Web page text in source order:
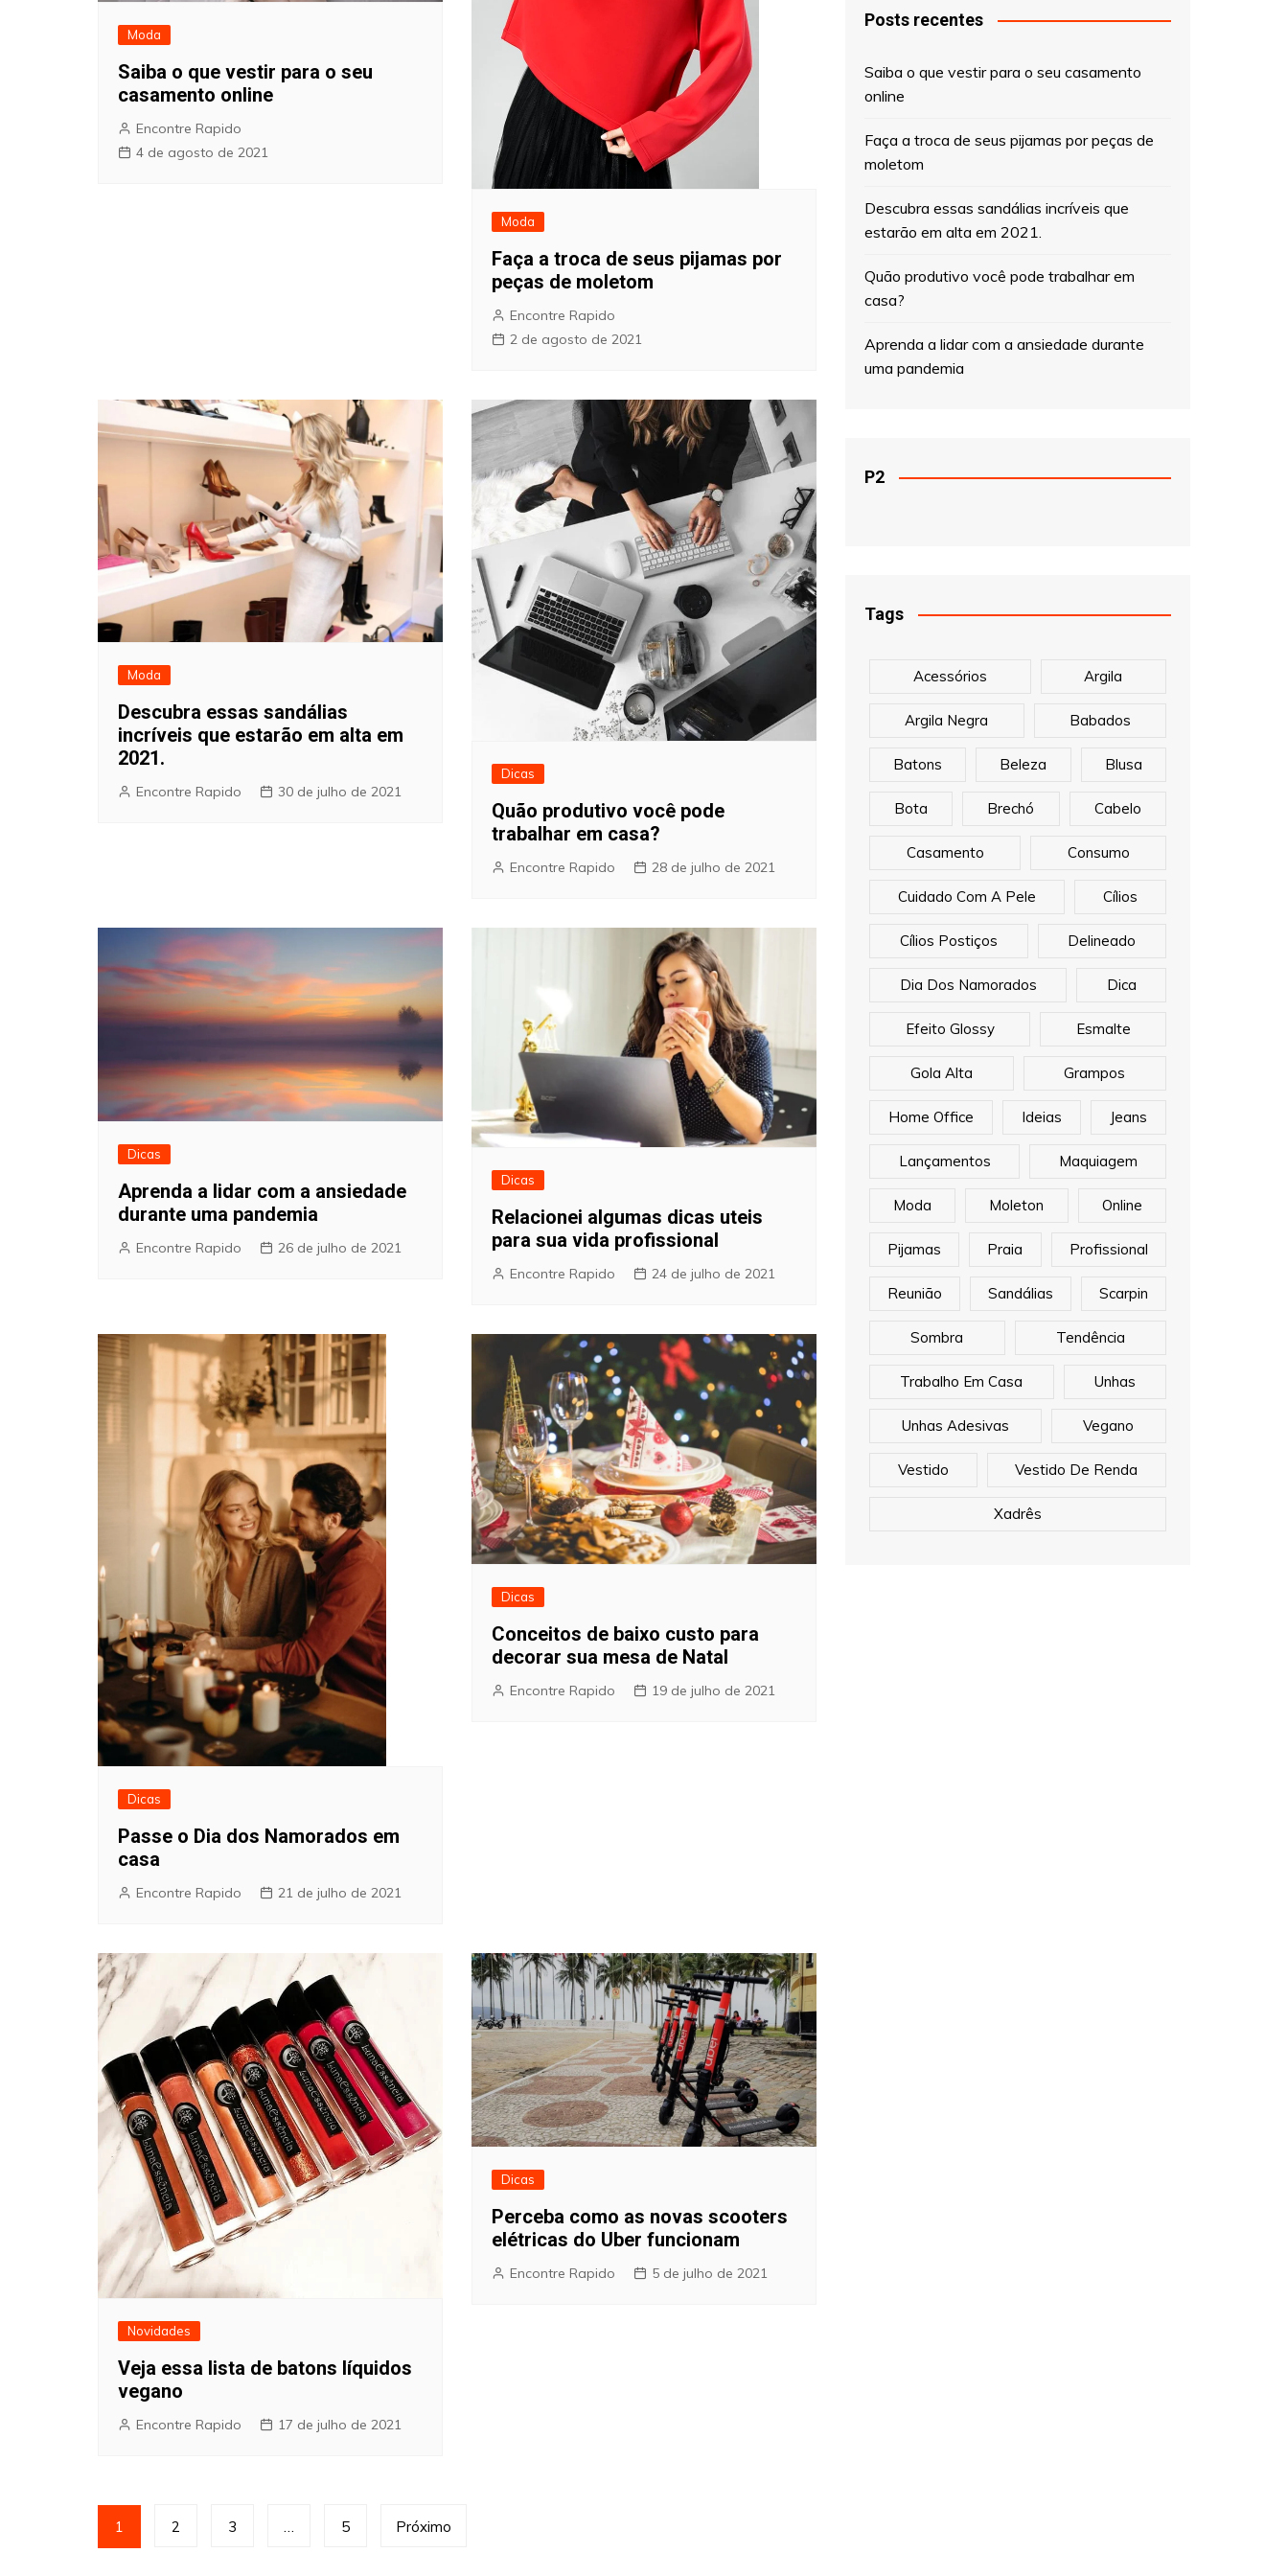
Moda
Saiba o que vestir para o seu
casamento online
Encontre Rapido
4 de agosto de 2021
Moda
Faça a troca de seus pijamas por
peças de moletom
Encontre Rapido
2 de agosto de 2021
Moda
Descubra essas sandálias
incríveis que estarão em alta em
2021.
Encontre Rapido 30 de julho de 2021
Dicas
Quão produtivo você pode
trabalhar em casa?
Encontre Rapido 28 de julho de 2021
Dicas
Aprenda a lidar com a ansiedade
durante uma pandemia
Encontre Rapido 26 de julho de 2021
Dicas
Relacionei algumas dicas uteis
para sua vida profissional
Encontre Rapido 24 de julho de 2021
Dicas
Passe o Dia dos Namorados em
casa
Encontre Rapido 21 de julho de 2021
Dicas
Conceitos de baixo custo para
decorar sua mesa de Natal
Encontre Rapido 19 de julho de 2021
Novidades
Veja essa lista de batons líquidos
vegano
Encontre Rapido 17 de julho de 2021
Dicas
Perceba como as novas scooters
elétricas do Uber funcionam
Encontre Rapido 5 de julho de 2021
Paginação
de
1 2 3 … 5 Próximo
Posts recentes
Saiba o que vestir para o seu casamento
online
Faça a troca de seus pijamas por peças de
moletom
Descubra essas sandálias incríveis que
estarão em alta em 2021.
Quão produtivo você pode trabalhar em
casa?
Aprenda a lidar com a ansiedade durante
uma pandemia
P2
Tags
Acessórios Argila
Argila Negra Babados
Batons Beleza Blusa
Bota Brechó Cabelo
Casamento Consumo
Cuidado Com A Pele Cílios
Cílios Postiços Delineado
Dia Dos Namorados Dica
Efeito Glossy Esmalte
Gola Alta Grampos
Home Office Ideias Jeans
Lançamentos Maquiagem
Moda Moleton Online
Pijamas Praia Profissional
Reunião Sandálias Scarpin
Sombra Tendência
Trabalho Em Casa Unhas
Unhas Adesivas Vegano
Vestido Vestido De Renda
Xadrês